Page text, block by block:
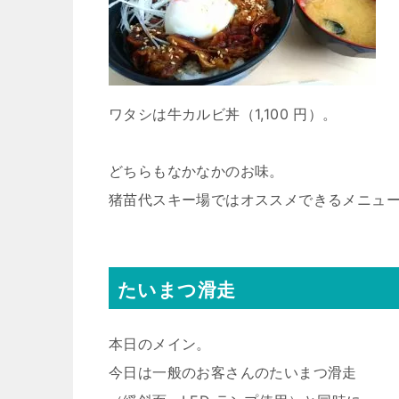
ワタシは牛カルビ丼（1,100 円）。
どちらもなかなかのお味。
猪苗代スキー場ではオススメできるメニュ
たいまつ滑走
本日のメイン。
今日は一般のお客さんのたいまつ滑走